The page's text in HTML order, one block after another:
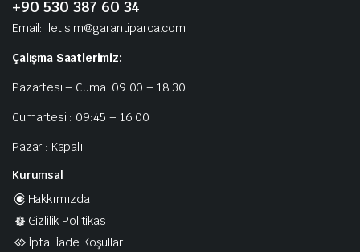
+90 530 387 60 34
Email: iletisim@garantiparca.com
Çalışma Saatlerimiz:
Pazartesi – Cuma: 09:00 – 18:30
Cumartesi : 09:45 – 16:00
Pazar : Kapalı
Kurumsal
Hakkımızda
Gizlilik Politikası
İptal İade Koşulları